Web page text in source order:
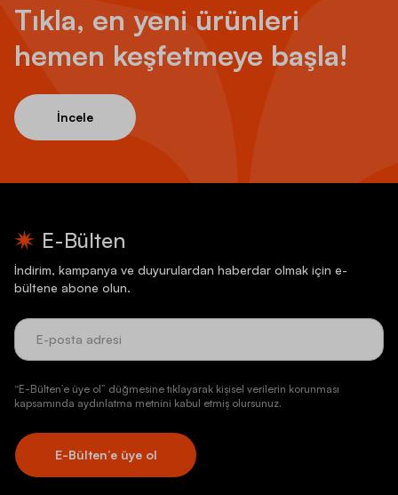
Tıkla, en yeni ürünleri
hemen keşfetmeye başla!
İncele
E-Bülten
İndirim, kampanya ve duyurulardan haberdar olmak için e-
bültene abone olun.
“E-Bülten’e üye ol” düğmesine tıklayarak kişisel verilerin korunması
kapsamında aydınlatma metnini kabul etmiş olursunuz.
E-Bülten’e üye ol